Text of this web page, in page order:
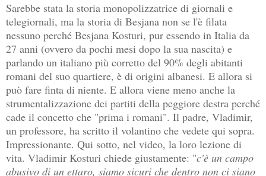
Sarebbe stata la storia monopolizzatrice di giornali e
telegiornali, ma la storia di Besjana non se l'è filata
nessuno perché Besjana Kosturi, pur essendo in Italia da
27 anni (ovvero da pochi mesi dopo la sua nascita) e
parlando un italiano più corretto del 90% degli abitanti
romani del suo quartiere, è di origini albanesi. E allora si
può fare finta di niente. E allora viene meno anche la
strumentalizzazione dei partiti della peggiore destra perché
cade il concetto che "prima i romani". Il padre, Vladimir,
un professore, ha scritto il volantino che vedete qui sopra.
Impressionante. Qui sotto, nel video, la loro lezione di
vita. Vladimir Kosturi chiede giustamente: "c'è un campo
abusivo di un ettaro, siamo sicuri che dentro non ci siano